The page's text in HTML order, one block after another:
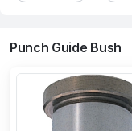
Punch Guide Bush